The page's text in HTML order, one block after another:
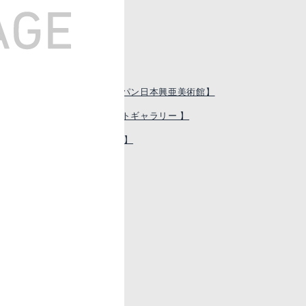
11【東郷青児記念損保ジャパン日本興亜美術館】
11【東京オペラシティアートギャラリー 】
11【サムライ ミュージアム】